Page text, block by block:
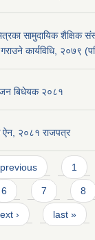
सामुदायिक शैक्षिक
कार्यविधि, २०७९
बिधेयक २०८१
ऐन, २०८१ राजपत्र
previous 1
6 7 8
› last »